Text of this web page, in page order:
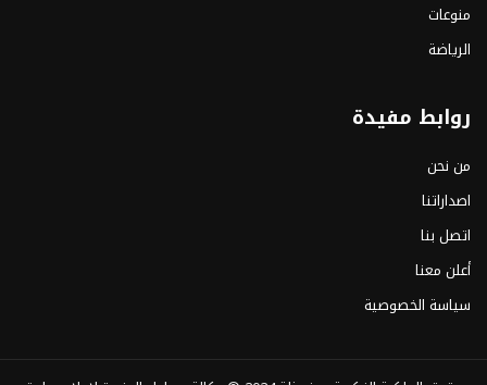
منوعات
الرياضة
روابط مفيدة
من نحن
اصداراتنا
اتصل بنا
أعلن معنا
سياسة الخصوصية